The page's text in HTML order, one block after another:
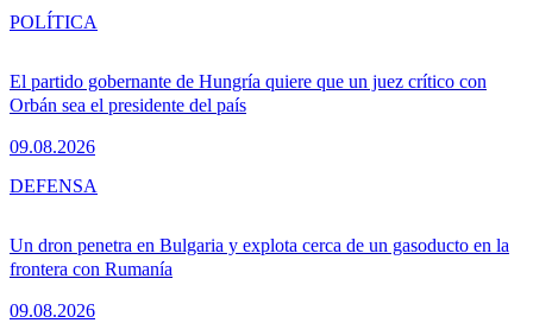
El partido gobernante de Hungría quiere que un juez crítico con
Orbán sea el presidente del país
09.08.2026
POLÍTICA
Un dron penetra en Bulgaria y explota cerca de un gasoducto en la
frontera con Rumanía
09.08.2026
DEFENSA